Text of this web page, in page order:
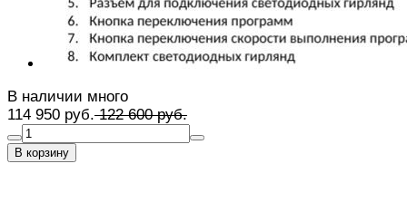
В наличии много
114 950 руб.122 600 руб.
В корзину